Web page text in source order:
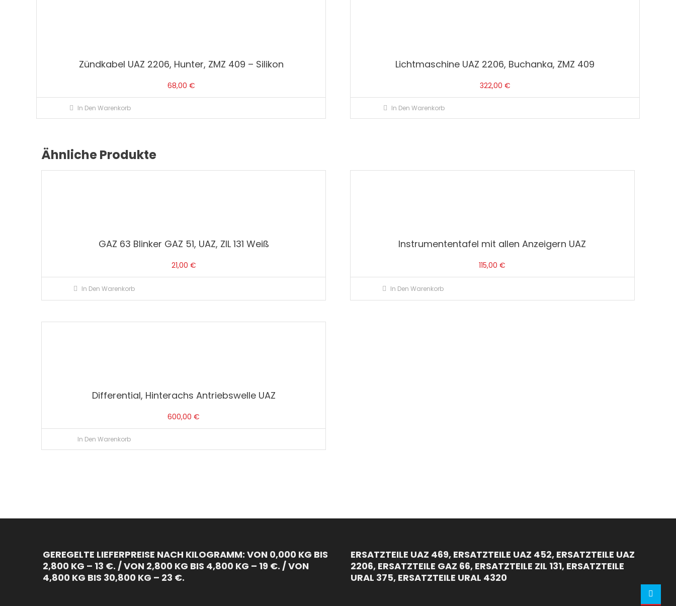
Zündkabel UAZ 2206, Hunter, ZMZ 409 – Silikon
68,00 €
In Den Warenkorb
Lichtmaschine UAZ 2206, Buchanka, ZMZ 409
322,00 €
In Den Warenkorb
Ähnliche Produkte
GAZ 63 Blinker GAZ 51, UAZ, ZIL 131 Weiß
21,00 €
In Den Warenkorb
Instrumententafel mit allen Anzeigern UAZ
115,00€
In Den Warenkorb
Differential, Hinterachs Antriebswelle UAZ
600,00€
In Den Warenkorb
GEREGELTE LIEFERPREISE NACH KILOGRAMM: VON 0,000 KG BIS
2,800 KG – 13 €. / VON 2,800 KG BIS 4,800 KG – 19 €. / VON
4,800 KG BIS 30,800 KG – 23 €.
ERSATZTEILE UAZ 469, ERSATZTEILE UAZ 452, ERSATZTEILE UAZ
2206, ERSATZTEILE GAZ 66, ERSATZTEILE ZIL 131, ERSATZTEILE
URAL 375, ERSATZTEILE URAL 4320